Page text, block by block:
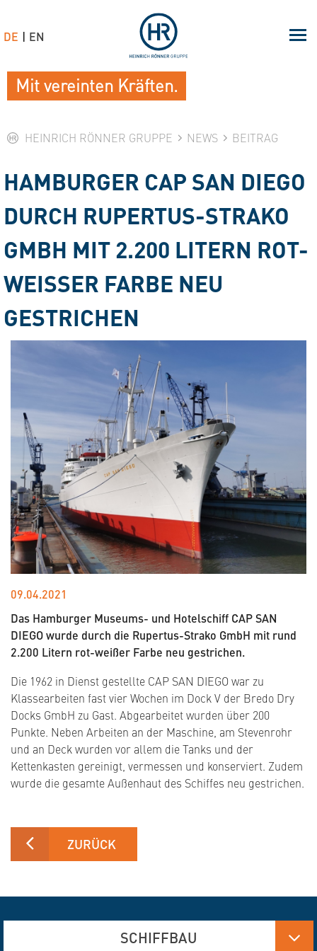
HEINRICH RÖNNER GRUPPE NEWS BEITRAG
HAMBURGER CAP SAN DIEGO
DURCH RUPERTUS-STRAKO
GMBH MIT 2.200 LITERN ROT-
WEISSER FARBE NEU G
ESTRICHEN
09.04.2021
Das Hamburger Museums- und Hotelschiff CAP SAN
DIEGO wurde durch die Rupertus-Strako GmbH mit rund
2.200 Litern rot-weißer Farbe neu gestrichen.
Die 1962 in Dienst gestellte CAP SAN DIEGO war zu
Klassearbeiten fast vier Wochen im Dock V der Bredo Dry
Docks GmbH zu Gast. Abgearbeitet wurden über 200
Punkte. Neben Arbeiten an der Maschine, am Stevenrohr
und an Deck wurden vor allem die Tanks und der
Kettenkasten gereinigt, vermessen und konserviert. Zudem
wurde die gesamte Außenhaut des Schiffes neu gestrichen.
ZURÜCK
SCHIFFBAU
Mit vereinten Kräften.
DE EN